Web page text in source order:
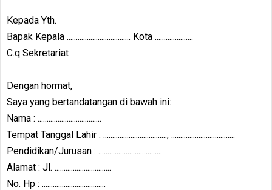
Kepada Yth.
Bapak Kepala ................................... Kota .....................
C.q Sekretariat
Dengan hormat,
Saya yang bertandatangan di bawah ini:
Nama : ...................................
Tempat Tanggal Lahir : ..................................., ...................................
Pendidikan/Jurusan : ...................................
Alamat : Jl. ...............................
No. Hp : ...................................